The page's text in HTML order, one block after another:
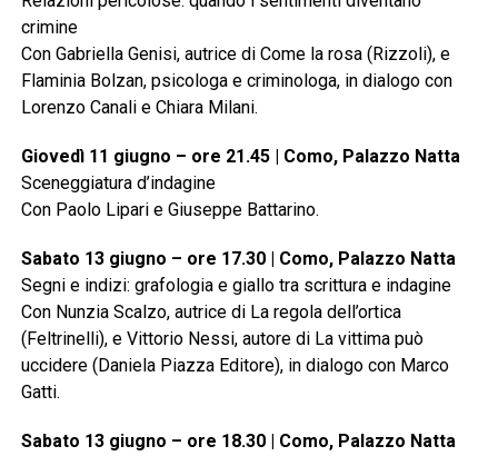
crimine
Con Gabriella Genisi, autrice di Come la rosa (Rizzoli), e
Flaminia Bolzan, psicologa e criminologa, in dialogo con
Lorenzo Canali e Chiara Milani.
Giovedì 11 giugno – ore 21.45 | Como, Palazzo Natta
Sceneggiatura d’indagine
Con Paolo Lipari e Giuseppe Battarino.
Sabato 13 giugno – ore 17.30 | Como, Palazzo Natta
Segni e indizi: grafologia e giallo tra scrittura e indagine
Con Nunzia Scalzo, autrice di La regola dell’ortica
(Feltrinelli), e Vittorio Nessi, autore di La vittima può
uccidere (Daniela Piazza Editore), in dialogo con Marco
Gatti.
Sabato 13 giugno – ore 18.30 | Como, Palazzo Natta